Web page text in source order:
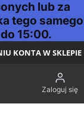
lub za
tego samego
15:00.
KONTA W SKLEPIE
Zaloguj się